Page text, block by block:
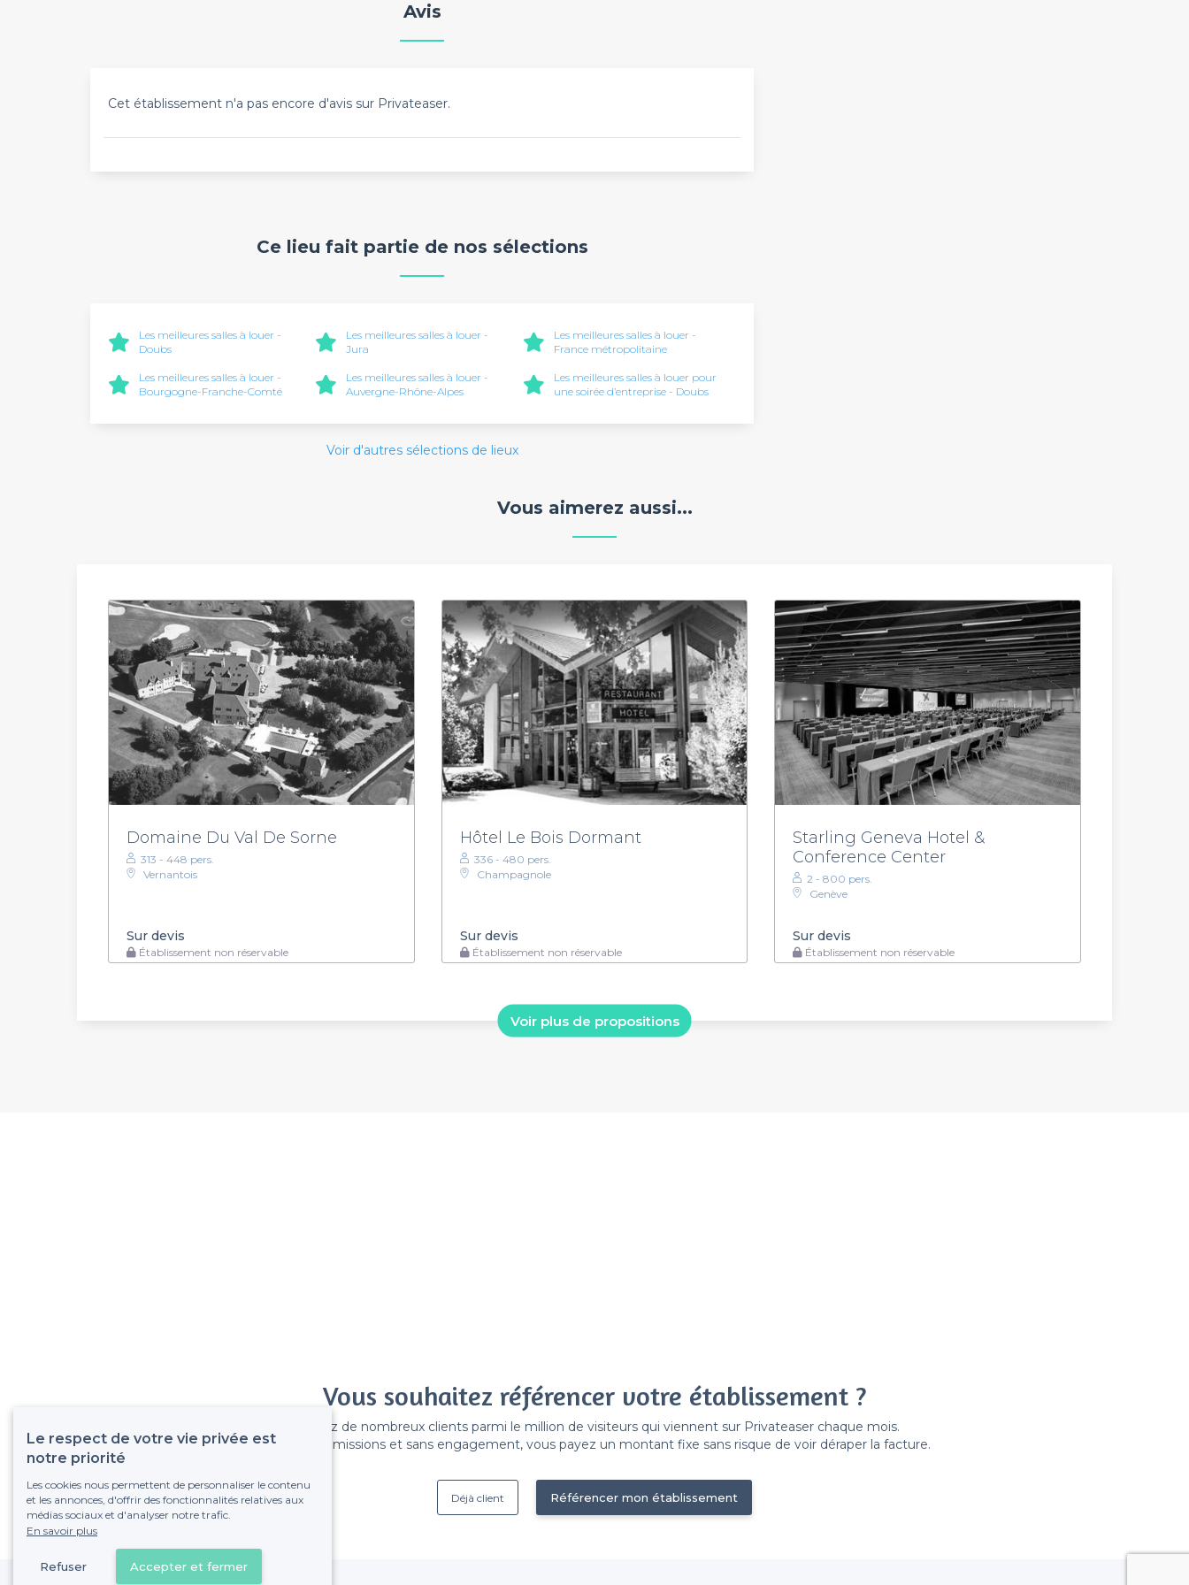
Avis
Cet établissement n'a pas encore d'avis sur Privateaser.
Ce lieu fait partie de nos sélections
Les meilleures salles à louer -
Doubs
Les meilleures salles à louer -
Jura
Les meilleures salles à louer -
France métropolitaine
Les meilleures salles à louer -
Bourgogne-Franche-Comté
Les meilleures salles à louer -
Auvergne-Rhône-Alpes
Les meilleures salles à louer pour
une soirée d’entreprise - Doubs
Voir d'autres sélections de lieux
Vous aimerez aussi...
Domaine Du Val De Sorne
313 - 448 pers.
Vernantois
Sur devis
Établissement non réservable
Hôtel Le Bois Dormant
336 - 480 pers.
Champagnole
Sur devis
Établissement non réservable
Starling Geneva Hotel &
Conference Center
2 - 800 pers.
Genève
Sur devis
Établissement non réservable
Voir plus de propositions
Vous souhaitez référencer votre établissement ?
Gagnez de nombreux clients parmi le million de visiteurs qui viennent sur Privateaser chaque mois.
Pas de commissions et sans engagement, vous payez un montant fixe sans risque de voir déraper la facture.
Référencer mon établissement
Déjà client
Le respect de votre vie privée est
notre priorité
Les cookies nous permettent de personnaliser le contenu
et les annonces, d'offrir des fonctionnalités relatives aux
médias sociaux et d'analyser notre trafic.
En savoir plus
Refuser Accepter et fermer